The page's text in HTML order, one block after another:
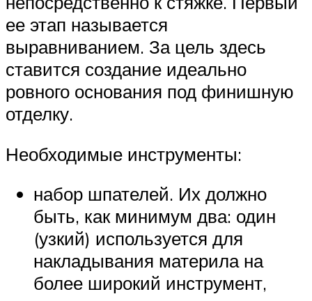
ее этап называется
выравниванием. За цель здесь
ставится создание идеально
ровного основания под финишную
отделку.
Необходимые инструменты:
набор шпателей. Их должно
быть, как минимум два: один
(узкий) используется для
накладывания материла на
более широкий инструмент,